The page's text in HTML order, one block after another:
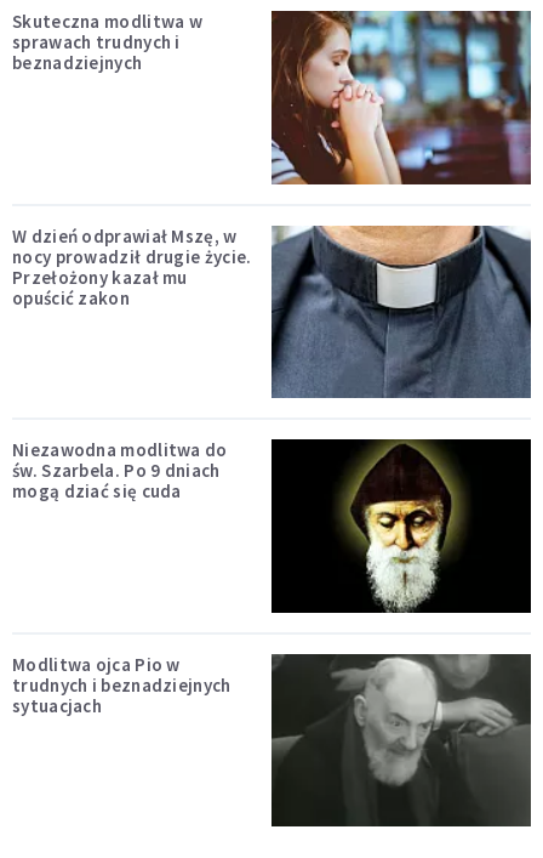
Skuteczna modlitwa w
sprawach trudnych i
beznadziejnych
W dzień odprawiał Mszę, w
nocy prowadził drugie życie.
Przełożony kazał mu
opuścić zakon
Niezawodna modlitwa do
św. Szarbela. Po 9 dniach
mogą dziać się cuda
Modlitwa ojca Pio w
trudnych i beznadziejnych
sytuacjach